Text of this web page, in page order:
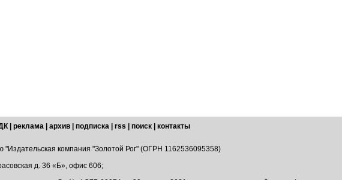
реклама архив подписка rss поиск
контакты
"Издательская компания "Золотой Рог" (ОГРН 1162536095358)
д. 36 «Б», офис 606;